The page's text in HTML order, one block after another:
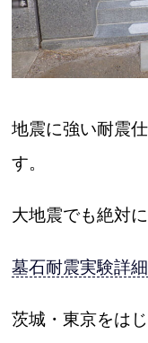
地震に強い耐震
す。
大地震でも絶対
墓石耐震実験詳
茨城・東京をは